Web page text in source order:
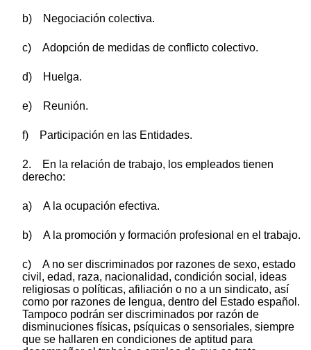
b) Negociación colectiva.
c) Adopción de medidas de conflicto colectivo.
d) Huelga.
e) Reunión.
f) Participación en las Entidades.
2. En la relación de trabajo, los empleados tienen
derecho:
a) A la ocupación efectiva.
b) A la promoción y formación profesional en el trabajo.
c) A no ser discriminados por razones de sexo, estado
civil, edad, raza, nacionalidad, condición social, ideas
religiosas o políticas, afiliación o no a un sindicato, así
como por razones de lengua, dentro del Estado español.
Tampoco podrán ser discriminados por razón de
disminuciones físicas, psíquicas o sensoriales, siempre
que se hallaren en condiciones de aptitud para